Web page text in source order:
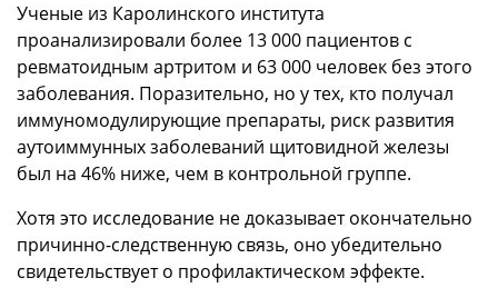
Ученые из Каролинского института
проанализировали более 13 000 пациентов с
ревматоидным артритом и 63 000 человек без этого
заболевания. Поразительно, но у тех, кто получал
иммуномодулирующие препараты, риск развития
аутоиммунных заболеваний щитовидной железы
был на 46% ниже, чем в контрольной группе.
Хотя это исследование не доказывает окончательно
причинно-следственную связь, оно убедительно
свидетельствует о профилактическом эффекте.